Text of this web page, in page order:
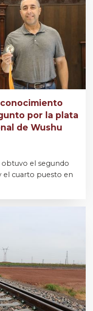
por la plata
de Wushu
el segundo
el cuarto puesto en